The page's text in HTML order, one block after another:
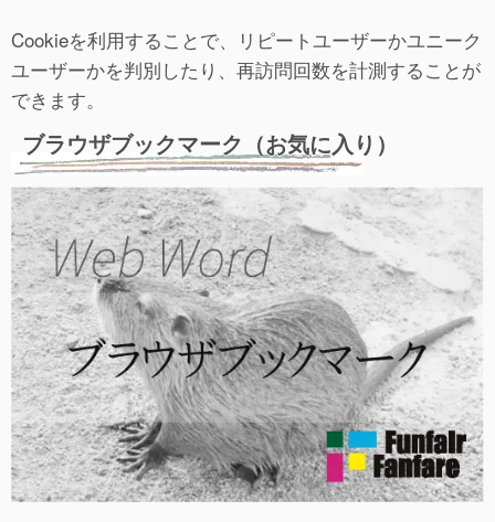
Cookieを利用することで、リピートユーザーかユニーク
ユーザーかを判別したり、再訪問回数を計測することが
できます。
ブラウザブックマーク（お気に入り）